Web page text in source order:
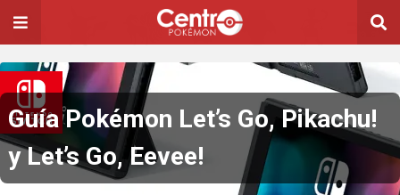
Guía Pokémon Let’s Go, Pikachu!
y Let’s Go, Eevee!